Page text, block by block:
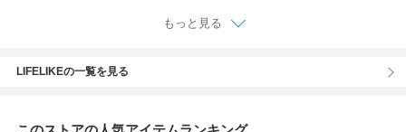
もっと見る
LIFELIKEの一覧を見る